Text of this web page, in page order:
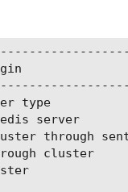
type
server
through
cluster